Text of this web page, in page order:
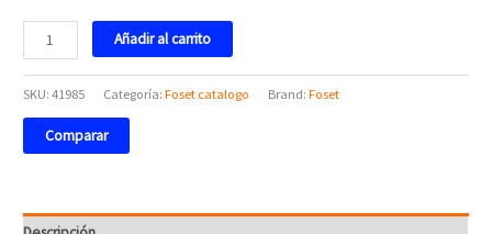
Añadir al carrito
SKU:41985 Categoría:Foset catalogo Brand:Foset
Comparar